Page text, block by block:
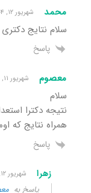
محمد شهریور ۱۲, ۱۴۰۴ ۶:۳۴ ق٫ظ
سلام نتایج
پاسخ
معصوم شهریور ۱۱, ۱۴۰۴ ۱۰:۰۶ ب٫ظ
سلام
نتیجه دکترا استعداد
همراه نتایج که
پاسخ
زهرا شهریور ۱۲, ۱۴۰۴ ۳:۴۳ ق٫ظ
پاسخ به